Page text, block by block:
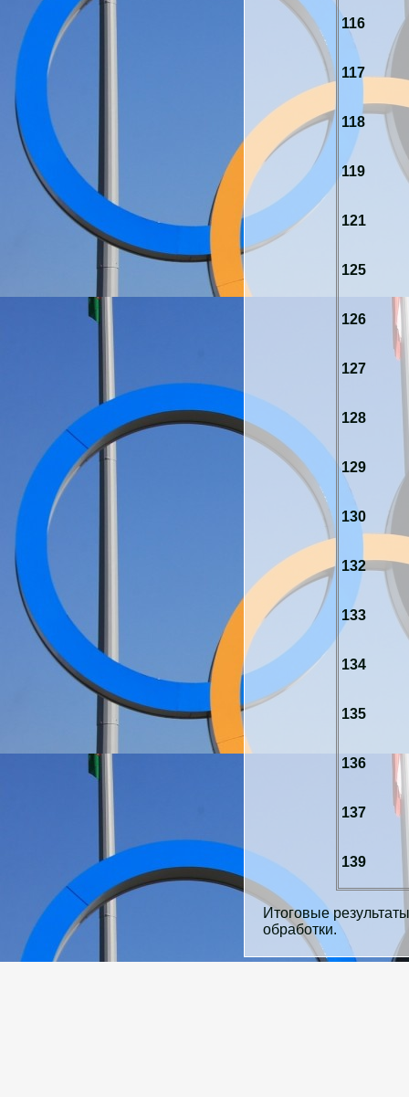
116
117
118
119
121
125
126
127
128
129
130
132
133
134
135
136
137
139
Итоговые
обработки.